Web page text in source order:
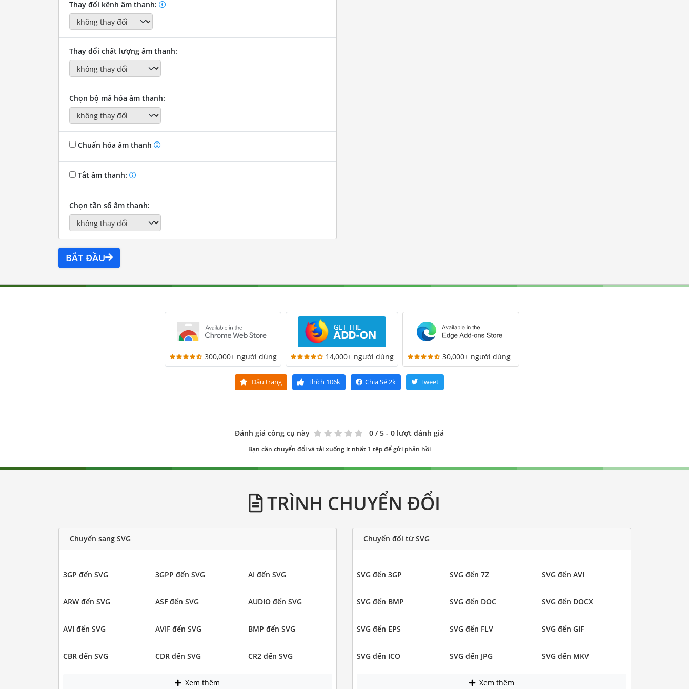
Thay đổi kênh âm thanh:
Thay đổi chất lượng âm thanh:
Chọn bộ mã hóa âm thanh:
Chuẩn hóa âm thanh
Tắt âm thanh:
Chọn tần số âm thanh:
BẮT ĐẦU
300,000+ người dùng 14,000+ người dùng 30,000+ người dùng
Dấu trang Thích 106k Chia Sẻ2k Tweet
Đánh giá công cụ này 0 / 5 - 0 lượt đánh giá
Bạn cần chuyển đổi và tải xuống ít nhất 1 tệp để gửi phản hồi
TRÌNH CHUYỂN ĐỔI
Chuyển sang SVG
3GP đến SVG 3GPP đến SVG AI đến SVG
ARW đến SVG ASF đến SVG AUDIO đến SVG
AVI đến SVG AVIF đến SVG BMP đến SVG
CBR đến SVG CDR đến SVG CR2 đến SVG
Xem thêm
Chuyển đổi từ SVG
SVG đến 3GP SVG đến 7Z SVG đến AVI
SVG đến BMP SVG đến DOC SVG đến DOCX
SVG đến EPS SVG đến FLV SVG đến GIF
SVG đến ICO SVG đến JPG SVG đến MKV
Xem thêm